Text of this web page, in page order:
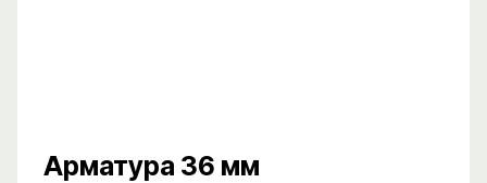
Арматура 36 мм